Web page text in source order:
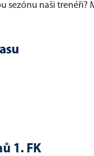
sezónu naši trenéři?
1. FK